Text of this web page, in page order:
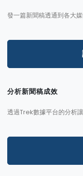
發一篇新聞稿透通到各大
分析新聞稿成效
透過Trek數據平台的分析